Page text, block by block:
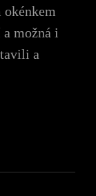
okénkem
možná i
a